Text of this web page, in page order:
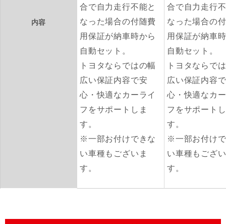
内容
合で自力走行不能と
なった場合の付随費
用保証が納車時から
自動セット。
トヨタならではの幅
広い保証内容で安
心・快適なカーライ
フをサポートしま
す。
※一部お付けできな
い車種もございま
す。
合で自力走行
なった場合の
用保証が納車
自動セット。
トヨタならで
広い保証内容
心・快適なカ
フをサポート
す。
※一部お付け
い車種もござ
す。